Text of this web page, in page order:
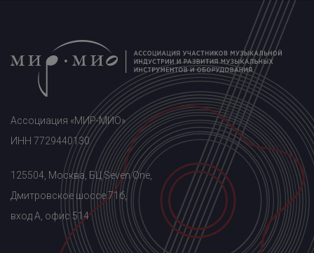
Ассоциация «МИР-МИО»
ИНН 7729440130
125504, Москва, БЦ Seven One,
Дмитровское шоссе 71б,
вход A, офис 514